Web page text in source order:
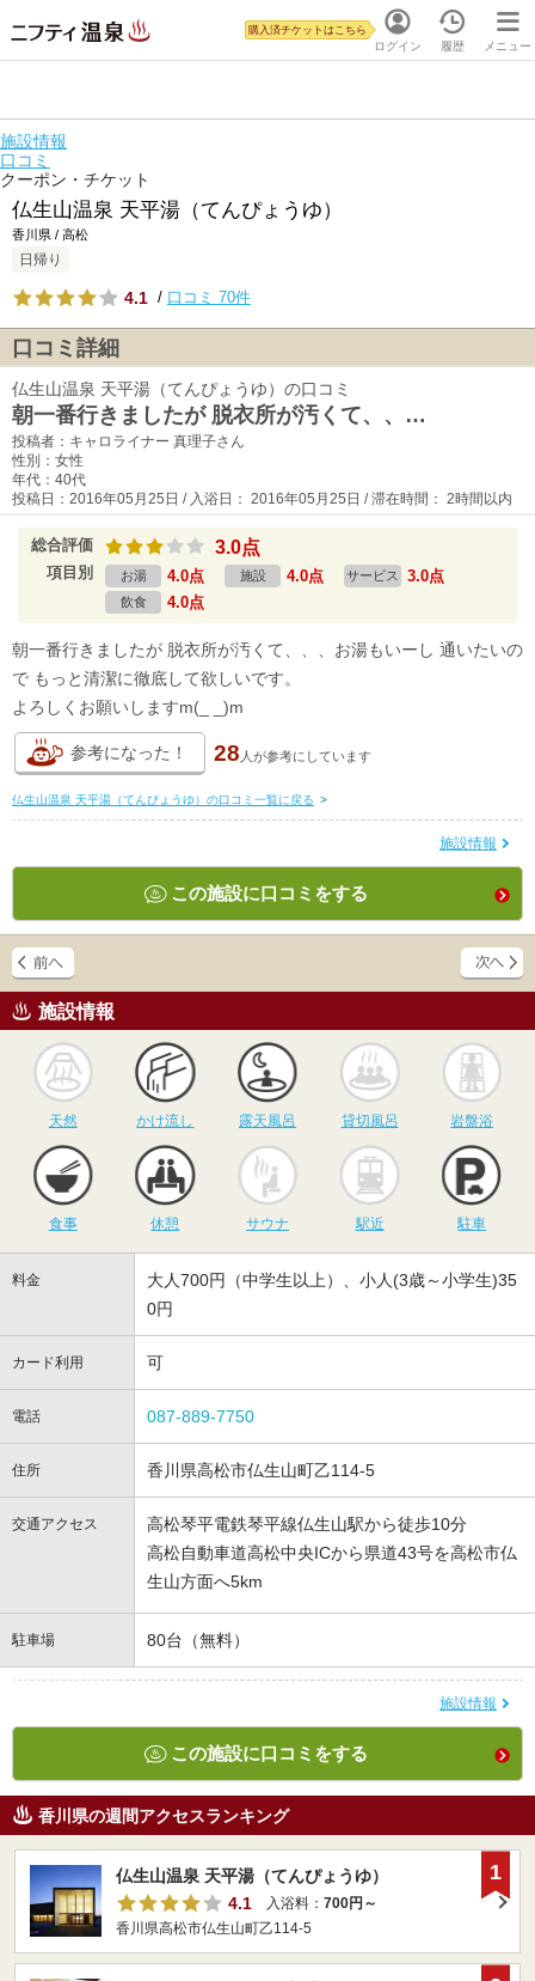
ログイン
購入済チケットはこちら
履歴 メニュー
施設情報
口コミ
クーポン・チケット
仏生山温泉 天平湯（てんぴょうゆ）
香川県 / 高松
日帰り
4.1 / 口コミ 70件
口コミ詳細
仏生山温泉 天平湯（てんぴょうゆ）の口コミ
朝一番行きましたが 脱衣所が汚くて、、…
投稿者：キャロライナー 真理子さん
性別：女性
年代：40代
投稿日：2016年05月25日 / 入浴日： 2016年05月25日 / 滞在時間： 2時間以内
総合評価 3.0点
項目別 お湯 4.0点 施設 4.0点 サービス 3.0点
飲食 4.0点
朝一番行きましたが 脱衣所が汚くて、、、お湯もいーし 通いたいの
で もっと清潔に徹底して欲しいです。
よろしくお願いしますm(_ _)m
参考になった！ 28 人が参考にしています
仏生山温泉 天平湯（てんぴょうゆ）の口コミ一覧に戻る >
施設情報
この施設に口コミをする
施設情報
天然
かけ流し
かけ流し
露天風呂
露天風呂
貸切風呂
貸切風呂 岩盤浴
食事 休憩
サウナ
サウナ 駅近 駐車
料金
大人700円（中学生以上）、小人(3歳～小学生)35
0円
カード利用 可
電話 087-889-7750
住所 香川県高松市仏生山町乙114-5
交通アクセス
高松琴平電鉄琴平線仏生山駅から徒歩10分
高松自動車道高松中央ICから県道43号を高松市仏
生山方面へ5km
駐車場 80台（無料）
施設情報
この施設に口コミをする
香川県の週間アクセスランキング
仏生山温泉 天平湯（てんぴょうゆ）
4.1
入浴料： 700円～
香川県高松市仏生山町乙114-5
1